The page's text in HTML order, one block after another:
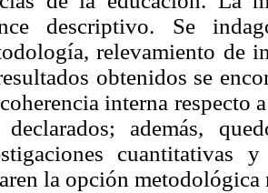
descriptivo. Se
relevamiento de
obtenidos se
interna respecto
declarados; además,
cuantitativas
la opción